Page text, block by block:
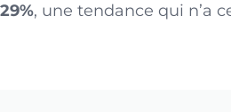
, une tendance qui n’a